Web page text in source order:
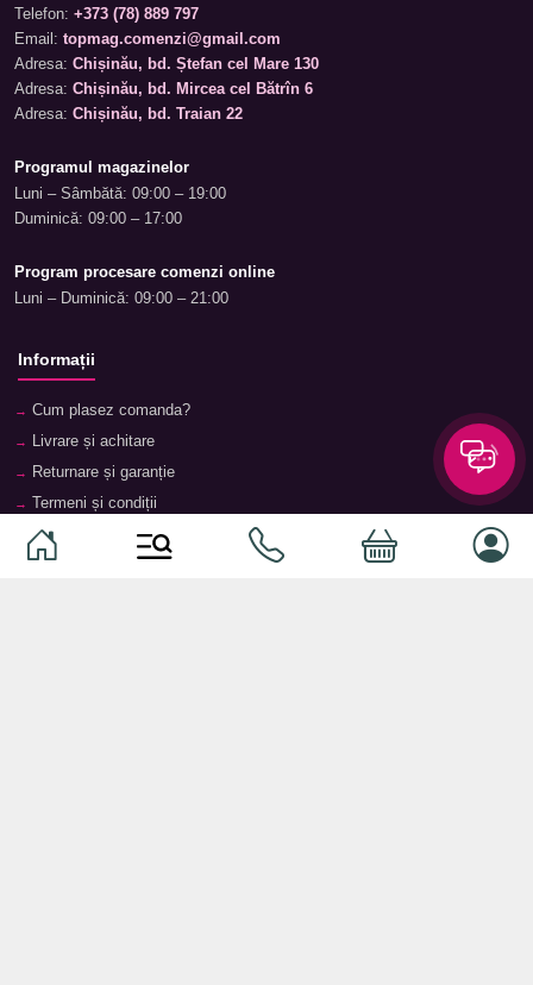
Telefon: +373 (78) 889 797
Email: topmag.comenzi@gmail.com
Adresa: Chișinău, bd. Ștefan cel Mare 130
Adresa: Chișinău, bd. Mircea cel Bătrîn 6
Adresa: Chișinău, bd. Traian 22
Programul magazinelor
Luni – Sâmbătă: 09:00 – 19:00
Duminică: 09:00 – 17:00
Program procesare comenzi online
Luni – Duminică: 09:00 – 21:00
Informații
Cum plasez comanda?
Livrare și achitare
Returnare și garanție
Termeni și condiții
Contacte
Magazine